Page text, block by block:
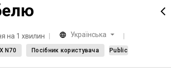
на 1 хвилин Українська
N70 Посібник користувача Public